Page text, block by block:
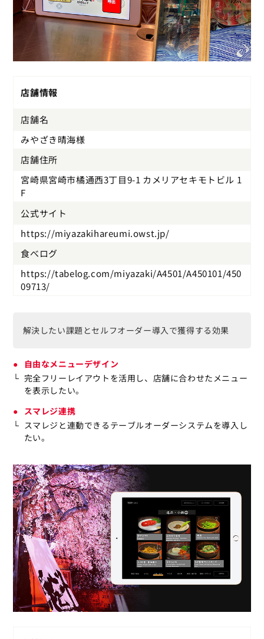
店舗情報
店舗名
みやざき晴海様
店舗住所
宮崎県宮崎市橘通西3丁目9-1 カメリアセキモトビル 1
F
公式サイト
https://miyazakihareumi.owst.jp/
食べログ
https://tabelog.com/miyazaki/A4501/A450101/450
09713/
解決したい課題とセルフオーダー導入で獲得する効果
自由なメニューデザイン
完全フリーレイアウトを活用し、店舗に合わせたメニュー
を表示したい。
スマレジ連携
スマレジと連動できるテーブルオーダーシステムを導入し
たい。